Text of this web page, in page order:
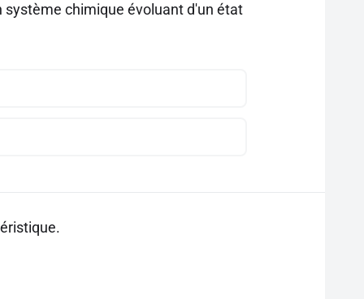
chimique évoluant d'un état